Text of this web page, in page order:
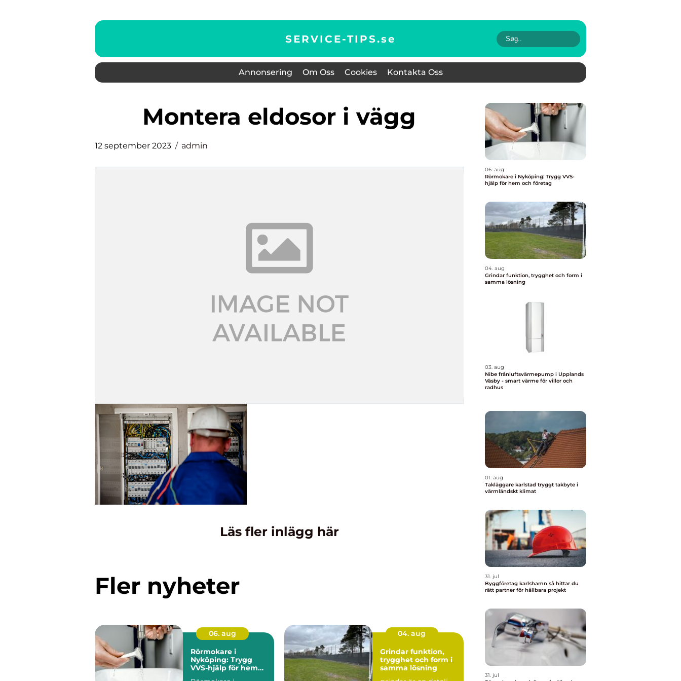
SERVICE-TIPS.se
Annonsering Om Oss Cookies Kontakta Oss
montera eldosor i vägg
12 september 2023 admin
Läs fler inlägg här
Fler nyheter
06. aug
Rörmokare i
Nyköping: Trygg
VVS-hjälp för hem
04. aug
Grindar funktion,
trygghet och form i
samma lösning
06. aug
Rörmokare i Nyköping: Trygg VVS-
hjälp för hem och företag
04. aug
Grindar funktion, trygghet och form i
samma lösning
03. aug
Nibe frånluftsvärmepump i Upplands
Väsby - smart värme för villor och
radhus
01. aug
Takläggare karlstad tryggt takbyte i
värmländskt klimat
31. jul
Byggföretag karlshamn så hittar du
rätt partner för hållbara projekt
31. jul